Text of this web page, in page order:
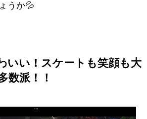
うか💦
いい！スケートも笑顔も大
数派！！